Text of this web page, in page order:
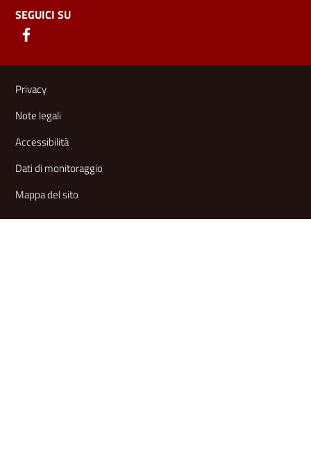
SEGUICI SU
Link e informazioni utili
Privacy
Note legali
Accessibilità
Dati di monitoraggio
Mappa del sito